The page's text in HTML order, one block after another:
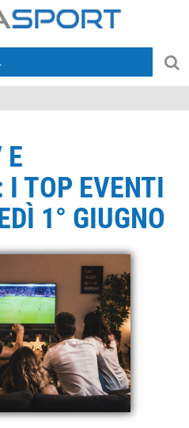
E
TOP EVENTI
1° GIUGNO